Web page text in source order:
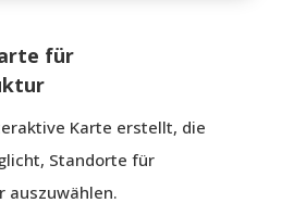
für
Karte erstellt, die
Standorte für
auszuwählen.